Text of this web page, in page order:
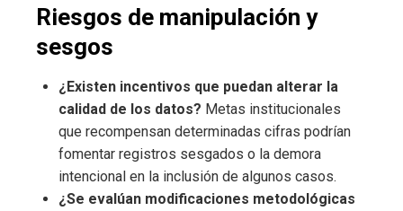
Riesgos de manipulación y
sesgos
¿Existen incentivos que puedan alterar la
calidad de los datos? Metas institucionales
que recompensan determinadas cifras podrían
fomentar registros sesgados o la demora
intencional en la inclusión de algunos casos.
¿Se evalúan modificaciones metodológicas